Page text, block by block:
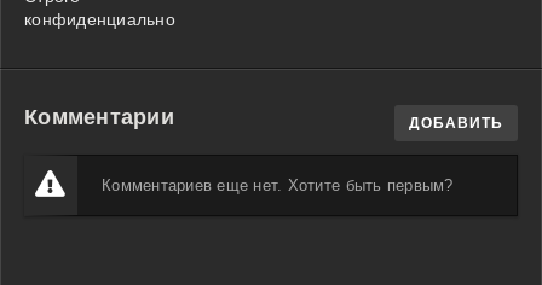
конфиденциально
Комментарии ДОБАВИТЬ
Комментариев еще нет. Хотите быть первым?